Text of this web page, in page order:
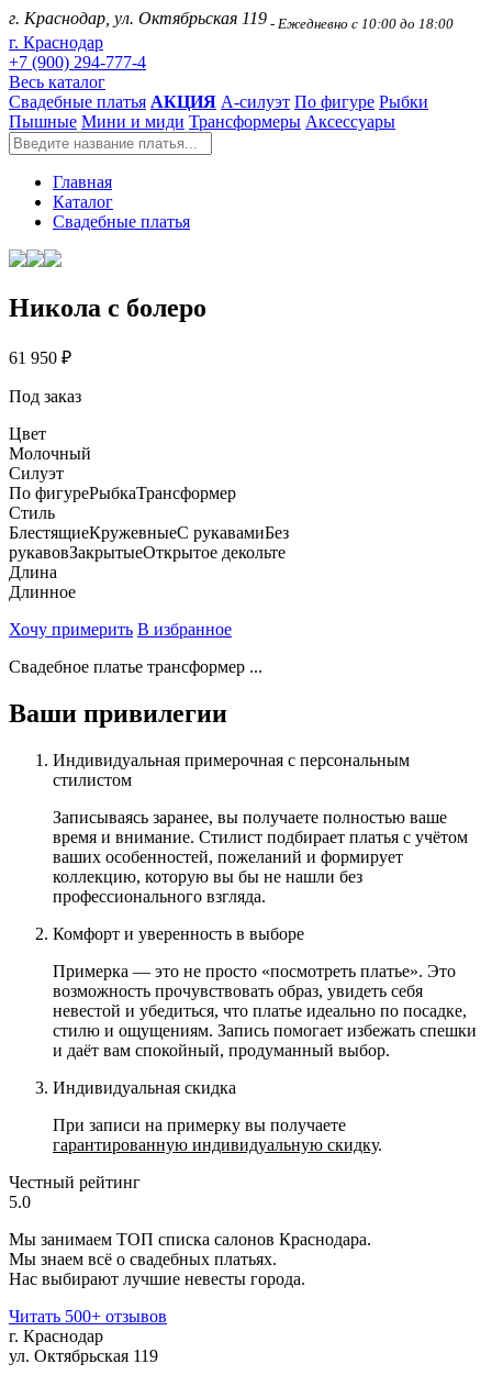
г. Краснодар, ул. Октябрьская 119 - Ежедневно с 10:00 до 18:00
г. Краснодар
+7 (900) 294-777-4
Весь каталог
Свадебные платья АКЦИЯ А-силуэт По фигуре Рыбки
Пышные Мини и миди Трансформеры Аксессуары
Главная
Каталог
Свадебные платья
Никола с болеро
61 950 ₽
Под заказ
Цвет
Молочный
Силуэт
По фигуреРыбкаТрансформер
Стиль
БлестящиеКружевныеС рукавамиБез
рукавовЗакрытыеОткрытое декольте
Длина
Длинное
Хочу примерить В избранное
Свадебное платье трансформер ...
Ваши привилегии
Индивидуальная примерочная с персональным
стилистом
Записываясь заранее, вы получаете полностью ваше
время и внимание. Стилист подбирает платья с учётом
ваших особенностей, пожеланий и формирует
коллекцию, которую вы бы не нашли без
профессионального взгляда.
Комфорт и уверенность в выборе
Примерка — это не просто «посмотреть платье». Это
возможность прочувствовать образ, увидеть себя
невестой и убедиться, что платье идеально по посадке,
стилю и ощущениям. Запись помогает избежать спешки
и даёт вам спокойный, продуманный выбор.
Индивидуальная скидка
При записи на примерку вы получаете
гарантированную индивидуальную скидку.
Честный рейтинг
5.0
Мы занимаем ТОП списка салонов Краснодара.
Мы знаем всё о свадебных платьях.
Нас выбирают лучшие невесты города.
Читать 500+ отзывов
г. Краснодар
ул. Октябрьская 119